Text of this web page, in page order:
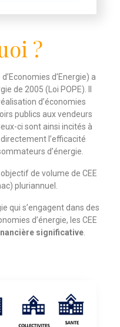
?
d’Energie) a
de 2005 (Loi POPE). Il
d’économies
publics aux vendeurs
ci sont ainsi incités à
l’efficacité
d’énergie.
de volume de CEE
pluriannuel.
qui s’engagent dans des
d’énergie, les CEE
significative.